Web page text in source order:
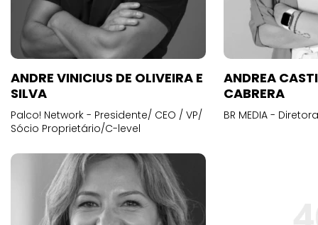
ANDRE VINICIUS DE OLIVEIRA E
SILVA
Palco! Network - Presidente/ CEO / VP/
Sócio Proprietário/C-level
ANDREA
CABRERA
BR MEDIA -